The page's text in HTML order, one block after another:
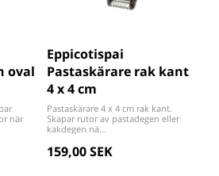
oval
när
Eppicotispai
Pastaskärare rak kant
4 x 4 cm
Pastaskärare 4 x 4 cm rak kant.
Skapar rutor av pastadegen eller
kakdegen nä...
159,00 SEK